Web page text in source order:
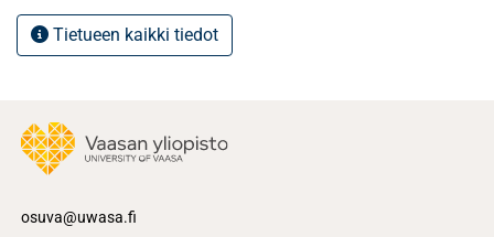
piilomainonnan välille. Tämän jälkeen mainonnan
tutkimus kohdistettiin piilovaikuttamisen elementteihin ja
muodossa. Toisessa vaiheessa analysoitiin retorisen
argumentaatioteorian avulla piilomainontaa sisältävien
etsittiin kvasiloogiset, todellisuuden rakennetta
Tietueen kaikki tiedot
osuva@uwasa.fi